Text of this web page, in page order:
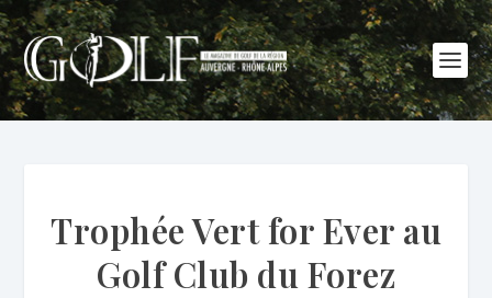
Trophée Vert for Ever au
Golf Club du Forez